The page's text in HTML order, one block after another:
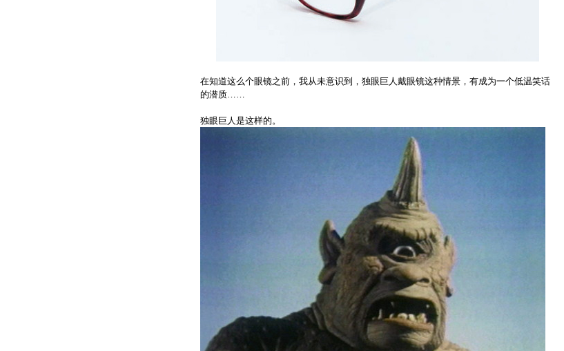
在知道这么个眼镜之前，我从未意识到，独眼巨人戴眼镜这种情景，有成为一个低温笑话
的潜质……
独眼巨人是这样的。